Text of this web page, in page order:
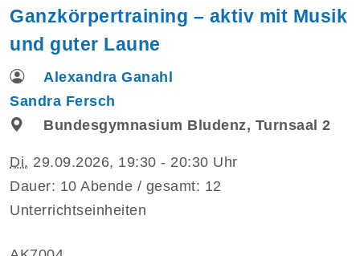
Ganzkörpertraining – aktiv mit Musik
und guter Laune
Alexandra Ganahl
Sandra Fersch
Bundesgymnasium Bludenz, Turnsaal 2
Di. 29.09.2026, 19:30 - 20:30 Uhr
Dauer: 10 Abende / gesamt: 12
Unterrichtseinheiten